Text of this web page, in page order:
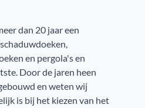
dan 20 jaar een
en pergola's en
Door de jaren heen
en weten wij
is bij het kiezen van het